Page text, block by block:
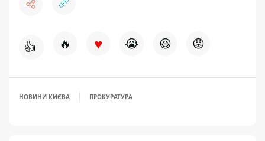
👍 🔥 ♥ 😭 😆 😡
НОВИНИ КИЄВА ПРОКУРАТУРА